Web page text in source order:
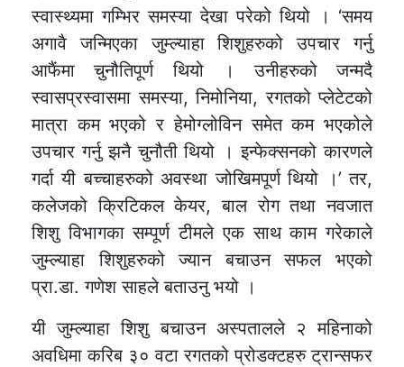
स्वास्थ्यमा गम्भिर समस्या देखा परेको थियो । ‘समय
अगावै जन्मिएका जुम्ल्याहा शिशुहरुको उपचार गर्नु
आफैंमा चुनौतिपूर्ण थियो । उनीहरुको जन्मदै
स्वासप्रस्वासमा समस्या, निमोनिया, रगतको प्लेटेटको
मात्रा कम भएको र हेमोग्लोविन समेत कम भएकोले
उपचार गर्नु झनै चुनौती थियो । इन्फेक्सनको कारणले
गर्दा यी बच्चाहरुको अवस्था जोखिमपूर्ण थियो ।’ तर,
कलेजको क्रिटिकल केयर, बाल रोग तथा नवजात
शिशु विभागका सम्पूर्ण टीमले एक साथ काम गरेकाले
जुम्ल्याहा शिशुहरुको ज्यान बचाउन सफल भएको
प्रा.डा. गणेश साहले बताउनु भयो ।
यी जुम्ल्याहा शिशु बचाउन अस्पतालले २ महिनाको
अवधिमा करिब ३० वटा रगतको प्रोडक्टहरु ट्रान्सफर